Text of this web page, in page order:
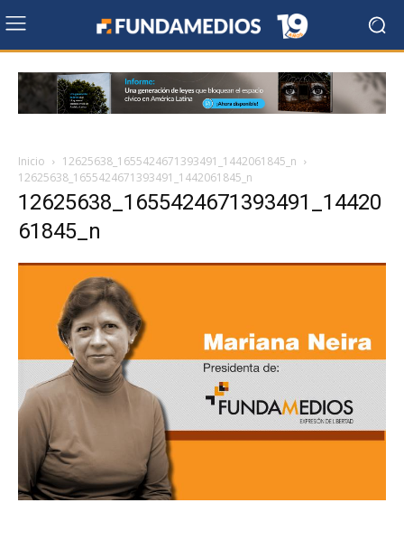
Inicio
12625638_1655424671393491_1442061845_n
12625638_1655424671393491_1442061845_n
12625638_1655424671393491_14420
61845_n